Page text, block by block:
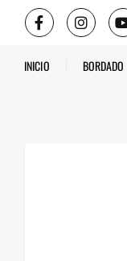
INICIO BORDADO